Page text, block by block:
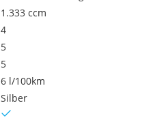
1.333 ccm
4
5
5
6 l/100km
Silber